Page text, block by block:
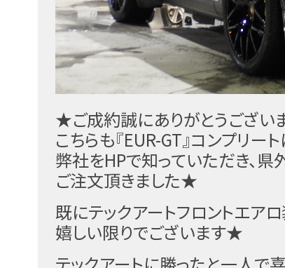
★ご成約誠にありがとうござい
こちらも『EUR-GT』コンプリ
弊社をHPで知っていただき、
ご注文頂きました★
既にテックアートフロントエア
嬉しい限りでございます★